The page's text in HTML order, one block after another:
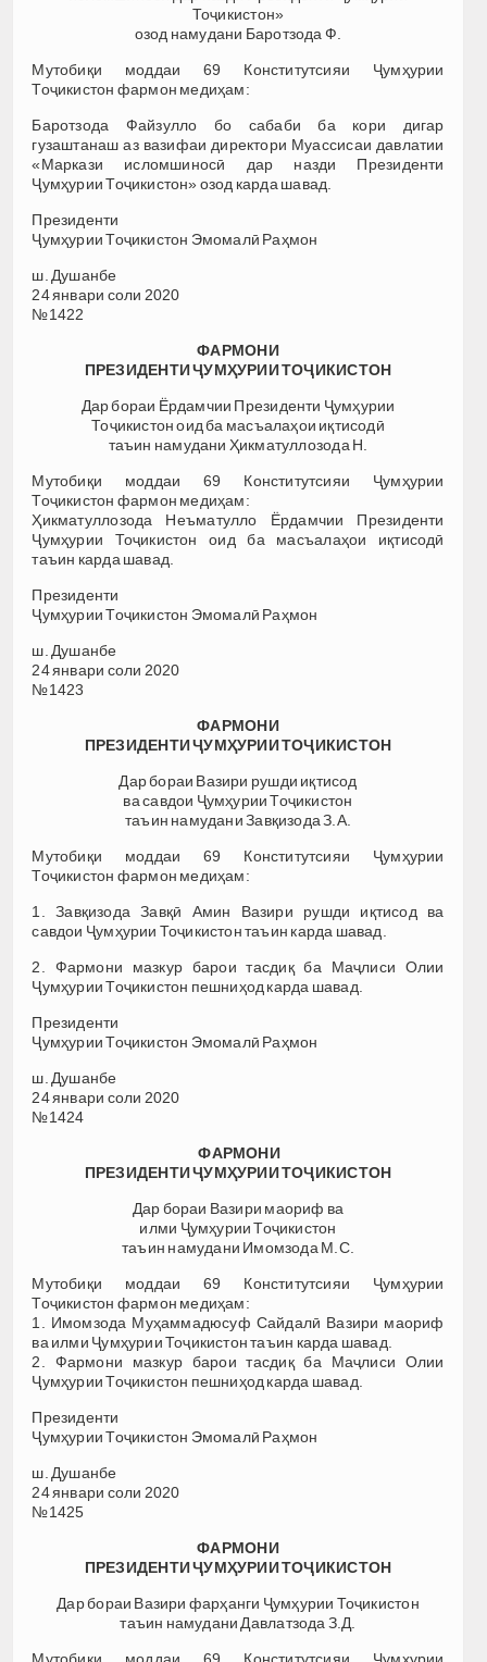
Тоҷикистон»
озод намудани Баротзода Ф.
Мутобиқи моддаи 69 Конститутсияи Ҷумҳурии
Тоҷикистон фармон медиҳам:
Баротзода Файзулло бо сабаби ба кори дигар
гузаштанаш аз вазифаи директори Муассисаи давлатии
«Маркази исломшиносӣ дар назди Президенти
Ҷумҳурии Тоҷикистон» озод карда шавад.
Президенти
Ҷумҳурии Тоҷикистон Эмомалӣ Раҳмон
ш. Душанбе
24 январи соли 2020
№1422
ФАРМОНИ
ПРЕЗИДЕНТИ ҶУМҲУРИИ ТОҶИКИСТОН
Дар бораи Ёрдамчии Президенти Ҷумҳурии
Тоҷикистон оид ба масъалаҳои иқтисодӣ
таъин намудани Ҳикматуллозода Н.
Мутобиқи моддаи 69 Конститутсияи Ҷумҳурии
Тоҷикистон фармон медиҳам:
Ҳикматуллозода Неъматулло Ёрдамчии Президенти
Ҷумҳурии Тоҷикистон оид ба масъалаҳои иқтисодӣ
таъин карда шавад.
Президенти
Ҷумҳурии Тоҷикистон Эмомалӣ Раҳмон
ш. Душанбе
24 январи соли 2020
№1423
ФАРМОНИ
ПРЕЗИДЕНТИ ҶУМҲУРИИ ТОҶИКИСТОН
Дар бораи Вазири рушди иқтисод
ва савдои Ҷумҳурии Тоҷикистон
таъин намудани Завқизода З.А.
Мутобиқи моддаи 69 Конститутсияи Ҷумҳурии
Тоҷикистон фармон медиҳам:
1. Завқизода Завқӣ Амин Вазири рушди иқтисод ва
савдои Ҷумҳурии Тоҷикистон таъин карда шавад.
2. Фармони мазкур барои тасдиқ ба Маҷлиси Олии
Ҷумҳурии Тоҷикистон пешниҳод карда шавад.
Президенти
Ҷумҳурии Тоҷикистон Эмомалӣ Раҳмон
ш. Душанбе
24 январи соли 2020
№1424
ФАРМОНИ
ПРЕЗИДЕНТИ ҶУМҲУРИИ ТОҶИКИСТОН
Дар бораи Вазири маориф ва
илми Ҷумҳурии Тоҷикистон
таъин намудани Имомзода М.С.
Мутобиқи моддаи 69 Конститутсияи Ҷумҳурии
Тоҷикистон фармон медиҳам:
1. Имомзода Муҳаммадюсуф Сайдалӣ Вазири маориф
ва илми Ҷумҳурии Тоҷикистон таъин карда шавад.
2. Фармони мазкур барои тасдиқ ба Маҷлиси Олии
Ҷумҳурии Тоҷикистон пешниҳод карда шавад.
Президенти
Ҷумҳурии Тоҷикистон Эмомалӣ Раҳмон
ш. Душанбе
24 январи соли 2020
№1425
ФАРМОНИ
ПРЕЗИДЕНТИ ҶУМҲУРИИ ТОҶИКИСТОН
Дар бораи Вазири фарҳанги Ҷумҳурии Тоҷикистон
таъин намудани Давлатзода З.Д.